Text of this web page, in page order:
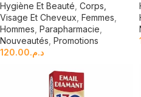
Hygiène Et Beauté Corps,
Visage Et Cheveux Femmes
Hommes Parapharmacie
Nouveautés Promotions
د.م.120.00